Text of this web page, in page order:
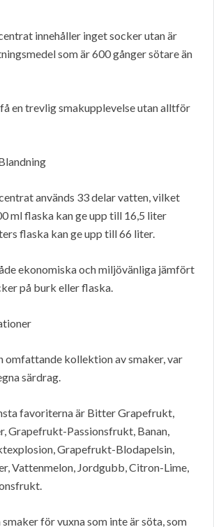
innehåller inget socker utan är
som är 600 gånger sötare än
få en trevlig smakupplevelse utan alltför
används 33 delar vatten, vilket
ml flaska kan ge upp till 16,5 liter
flaska kan ge upp till 66 liter.
ekonomiska och miljövänliga jämfört
på burk eller flaska.
omfattande kollektion av smaker, var
särdrag.
favoriterna är Bitter Grapefrukt,
Grapefrukt-Passionsfrukt, Banan,
Grapefrukt-Blodapelsin,
Vattenmelon, Jordgubb, Citron-Lime,
för vuxna som inte är söta, som